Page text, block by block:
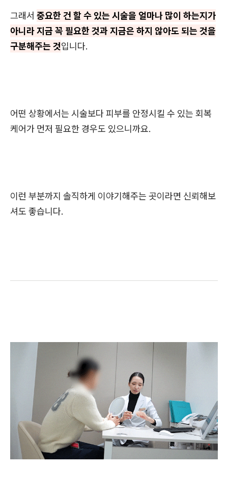
그래서 중요한 건 할 수 있는 시술을 얼마나 많이 하는지가
아니라 지금 꼭 필요한 것과 지금은 하지 않아도 되는 것을
구분해주는 것입니다.
어떤 상황에서는 시술보다 피부를 안정시킬 수 있는 회복
케어가 먼저 필요한 경우도 있으니까요.
이런 부분까지 솔직하게 이야기해주는 곳이라면 신뢰해보
셔도 좋습니다.